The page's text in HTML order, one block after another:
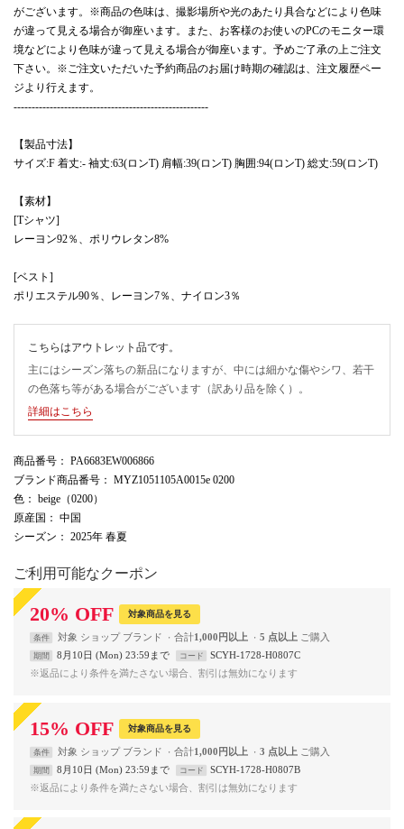
がございます。※商品の色味は、撮影場所や光のあたり具合などにより色味
が違って見える場合が御座います。また、お客様のお使いのPCのモニター環
境などにより色味が違って見える場合が御座います。予めご了承の上ご注文
下さい。※ご注文いただいた予約商品のお届け時期の確認は、注文履歴ペー
ジより行えます。
------------------------------------------------------
【製品寸法】
サイズ:F 着丈:- 袖丈:63(ロンT) 肩幅:39(ロンT) 胸囲:94(ロンT) 総丈:59(ロンT)
【素材】
[Tシャツ]
レーヨン92％、ポリウレタン8%
[ベスト]
ポリエステル90％、レーヨン7％、ナイロン3％
こちらはアウトレット品です。
主にはシーズン落ちの新品になりますが、中には細かな傷やシワ、若干
の色落ち等がある場合がございます（訳あり品を除く）。
詳細はこちら
商品番号 ： PA6683EW006866
ブランド商品番号 ： MYZ1051105A0015e 0200
色 ： beige（0200）
原産国 ： 中国
シーズン ： 2025年 春夏
ご利用可能なクーポン
20% OFF 対象商品を見る
条件 対象 ショップ ブランド 合計1,000円以上 5 点以上
期間 8月10日 (Mon) 23:59まで コード
SCYH-1728-H0807C
※返品により条件を満たさない場合、割引は無効になります
15% OFF 対象商品を見る
条件 対象 ショップ ブランド 合計1,000円以上 3 点以上
期間 8月10日 (Mon) 23:59まで コード
SCYH-1728-H0807B
※返品により条件を満たさない場合、割引は無効になります